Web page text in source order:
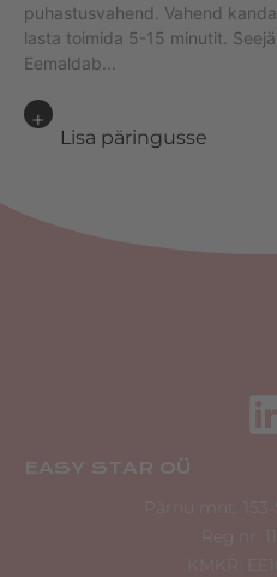
puhastusvahend. Vahend
lasta toimida 5-15 minutit.
Eemaldab...
Lisa päringusse
EASY STAR OÜ
Pärnu mnt.
Reg.nr:
KMKR: